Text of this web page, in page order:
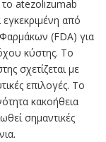
το atezolizumab
από
(FDA) για
κύστης. Το
σχετίζεται με
επιλογές. Το
κακοήθεια
σημαντικές